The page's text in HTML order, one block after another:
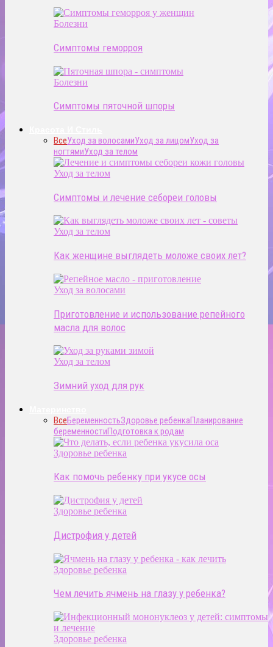
Болезни
Симптомы геморроя
Болезни
Симптомы пяточной шпоры
ВсеУход за волосамиУход за лицомУход за
ногтямиУход за телом
Уход за телом
Симптомы и лечение себореи головы
Уход за телом
Как женщине выглядеть моложе своих лет?
Уход за волосами
Приготовление и использование репейного
масла для волос
Уход за телом
Зимний уход для рук
ВсеБеременностьЗдоровье ребенкаПланирование
беременностиПодготовка к родам
Здоровье ребенка
Как помочь ребенку при укусе осы
Здоровье ребенка
Дистрофия у детей
Здоровье ребенка
Чем лечить ячмень на глазу у ребенка?
Здоровье ребенка